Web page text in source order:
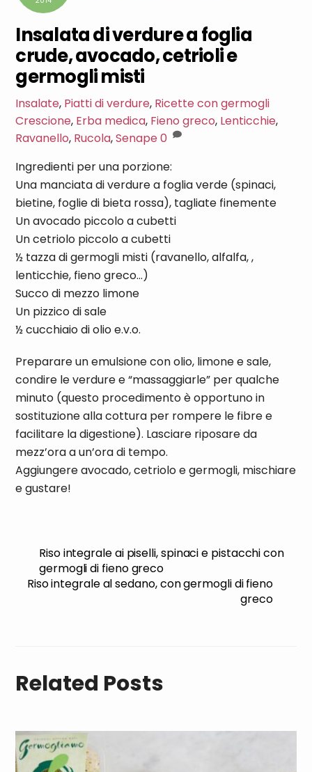
Insalata di verdure a foglia
crude, avocado, cetrioli e
germogli misti
Insalate, Piatti di verdure, Ricette con germogli
Crescione, Erba medica, Fieno greco, Lenticchie,
Ravanello, Rucola,Senape0
Ingredienti per una porzione:
Una manciata di verdure a foglia verde (spinaci,
bietine, foglie di bieta rossa), tagliate finemente
Un avocado piccolo a cubetti
Un cetriolo piccolo a cubetti
½ tazza di germogli misti (ravanello, alfalfa, ,
lenticchie, fieno greco…)
Succo di mezzo limone
Un pizzico di sale
½ cucchiaio di olio e.v.o.
Preparare un emulsione con olio, limone e sale,
condire le verdure e “massaggiarle” per qualche
minuto (questo procedimento è opportuno in
sostituzione alla cottura per rompere le fibre e
facilitare la digestione). Lasciare riposare da
mezz’ora a un’ora di tempo.
Aggiungere avocado, cetriolo e germogli, mischiare
e gustare!
Riso integrale ai piselli, spinaci e pistacchi con
germogli di fieno greco
Riso integrale al sedano, con germogli di fieno
greco
Related Posts